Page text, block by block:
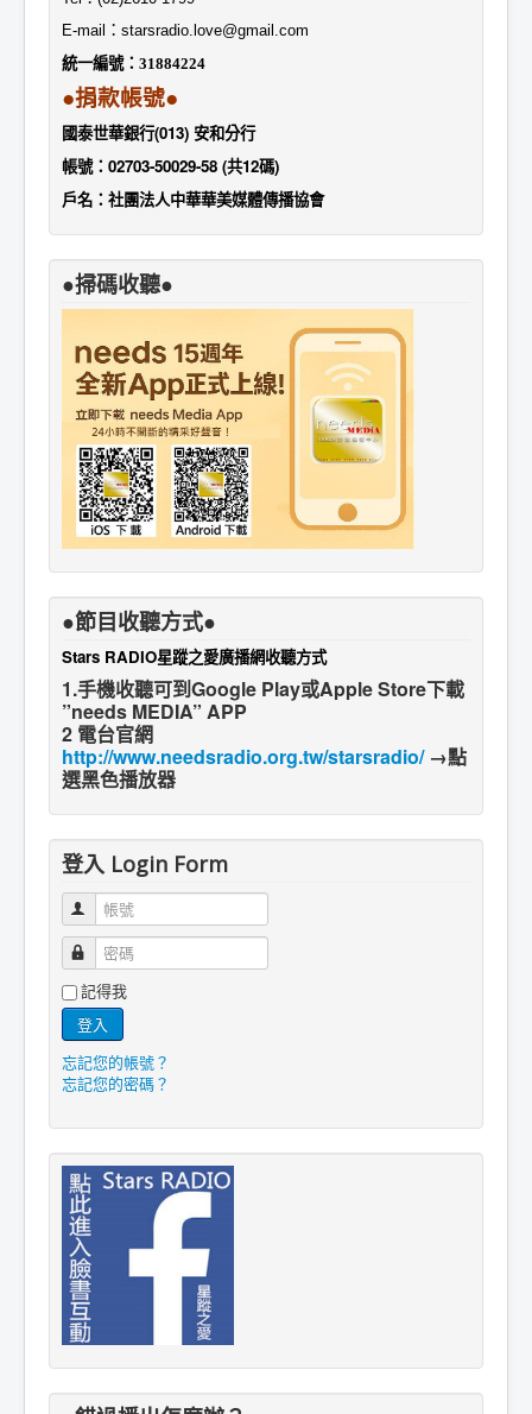
E-mail ： starsradio.love@gmail.com
統一編號： 31884224
●捐款帳號●
國泰世華銀行(013) 安和分行
帳號：02703-50029-58 (共12碼)
戶名：社團法人中華華美媒體傳播協會
●掃碼收聽●
●節目收聽方式●
Stars RADIO星蹤之愛廣播網收聽方式
1.手機收聽可到Google Play或Apple Store下載
”needs MEDIA” APP
2 電台官網
http://www.needsradio.org.tw/starsradio/→點
選黑色播放器
登入 Login Form
帳號
密碼
記得我
登入
忘記您的帳號？
忘記您的密碼？